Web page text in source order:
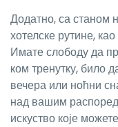
Додатно, са станом
хотелске рутине,
Имате слободу да
ком тренутку, било
вечера или ноћни
над вашим
искуство које